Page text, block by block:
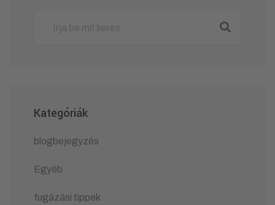
Kategóriák
blogbejegyzés
Egyéb
fugázási tippek